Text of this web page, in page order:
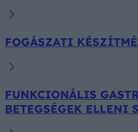
FOGÁSZATI
FUNKCIONÁLIS
BETEGSÉGEK ELLENI